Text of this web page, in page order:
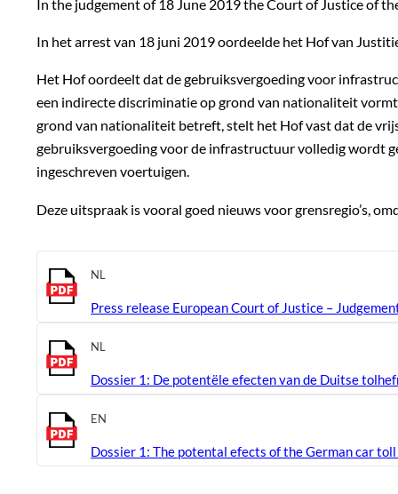
In the judgement of 18 June 2019 the Court of Justice of
In het arrest van 18 juni 2019 oordeelde het Hof van
Het Hof oordeelt dat de gebruiksvergoeding voor
een indirecte discriminatie op grond van nationaliteit
grond van nationaliteit betreft, stelt het Hof vast dat de
gebruiksvergoeding voor de infrastructuur volledig wordt
ingeschreven voertuigen.
Deze uitspraak is vooral goed nieuws voor grensregio’s,
NL
Press release European Court of Justice –
NL
Dossier 1: De potentële efecten van de Duitse
EN
Dossier 1: The potental efects of the German car